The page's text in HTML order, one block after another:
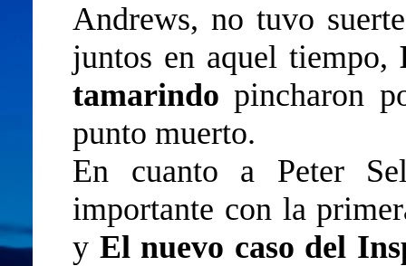
Andrews, no tuvo
juntos en aquel tiempo,
tamarindo pincharon
punto muerto.
En cuanto a Peter
importante con la
y El nuevo caso del